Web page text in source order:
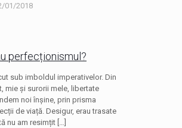
01/2018
perfecționismul?
sub imboldul imperativelor. Din
mie și surorii mele, libertate
noi înșine, prin prisma
de viață. Desigur, erau trasate
nu am resimțit